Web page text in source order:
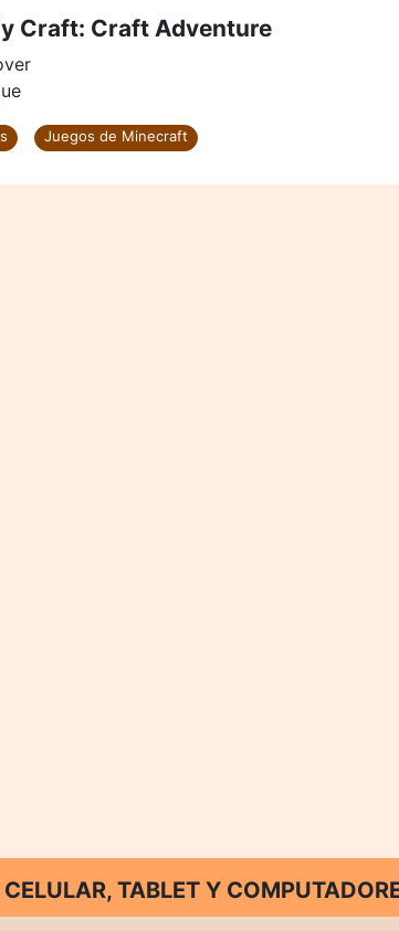
Craft: Craft Adventure
Juegos de Minecraft
TABLET Y